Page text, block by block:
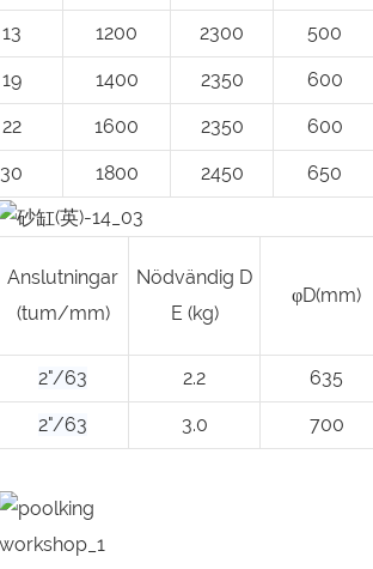
13 1200 2300 500
19 1400 2350 600
22 1600 2350 600
30 1800 2450 650
Anslutningar
(tum/mm)
Nödvändig D
E (kg)
φD(mm)
2"/63 2.2 635
2"/63 3.0 700